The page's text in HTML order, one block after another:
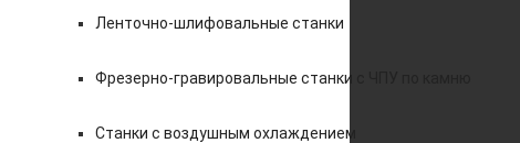
Ленточно-шлифовальные станки
Фрезерно-гравировальные станки с ЧПУ по камню
Станки с воздушным охлаждением